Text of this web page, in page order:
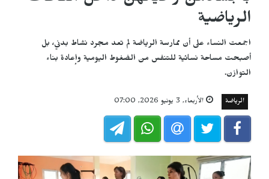
الرياضية
اجمعت النساء على أن ممارسة الرياضة لم تعد مجرد نشاط بدني، بل
أصبحت مساحة نسائية للتنفس من الضغوط اليومية وإعادة بناء
التوازن.
الرياضة الأربعاء, 3 يونيو 2026, 07:00